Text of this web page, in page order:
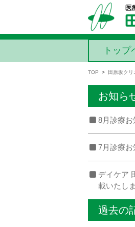
コンテンツ
トップ
TOP > 田原坂クリ
お知ら
8月診療お
7月診療お
デイケア
載いたし
過去の